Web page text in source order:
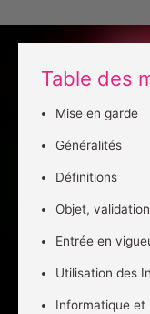
Table des
Mise en garde
Généralités
Définitions
Objet,
Entrée en
Utilisation des
Informatique et